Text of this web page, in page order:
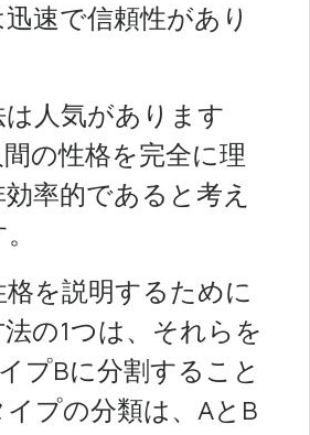
速で信頼性があり
人気があります
の性格を完全に理
率的であると考え
を説明するために
の1つは、それらを
プBに分割すること
プの分類は、AとB